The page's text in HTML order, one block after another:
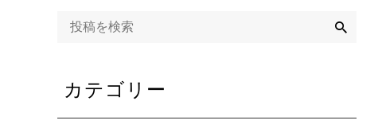
カテゴリー